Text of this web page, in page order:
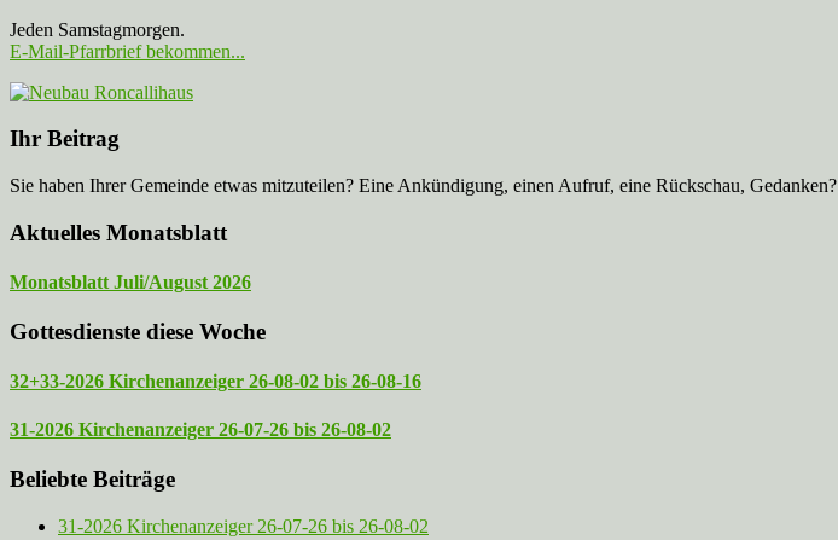
Jeden Samstagmorgen.
E-Mail-Pfarrbrief bekommen...
Ihr Beitrag
Sie haben Ihrer Gemeinde etwas mitzuteilen? Eine Ankündigung, einen Aufruf, eine Rückschau, Gedanken?
Aktuelles Monatsblatt
Monatsblatt Juli/August 2026
Gottesdienste diese Woche
32+33-2026 Kirchenanzeiger 26-08-02 bis 26-08-16
31-2026 Kirchenanzeiger 26-07-26 bis 26-08-02
Beliebte Beiträge
31-2026 Kirchenanzeiger 26-07-26 bis 26-08-02